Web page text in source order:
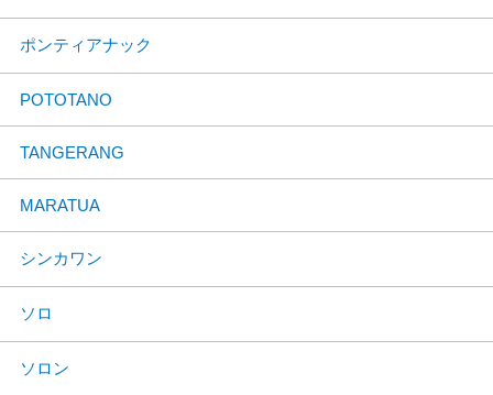
ポンティアナック
POTOTANO
TANGERANG
MARATUA
シンカワン
ソロ
ソロン